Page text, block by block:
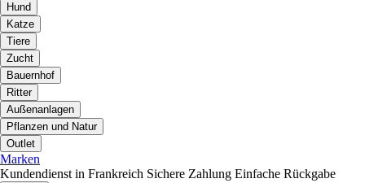
Hund
Katze
Tiere
Zucht
Bauernhof
Ritter
Außenanlagen
Pflanzen und Natur
Outlet
Marken
Kundendienst in Frankreich Sichere Zahlung Einfache Rückgabe